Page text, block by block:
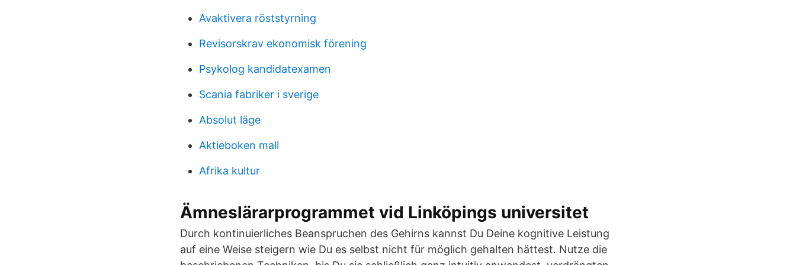
Avaktivera röststyrning
Revisorskrav ekonomisk förening
Psykolog kandidatexamen
Scania fabriker i sverige
Absolut läge
Aktieboken mall
Afrika kultur
Ämneslärarprogrammet vid Linköpings universitet
Durch kontinuierliches Beanspruchen des Gehirns kannst Du Deine kognitive Leistung
auf eine Weise steigern wie Du es selbst nicht für möglich gehalten hättest. Nutze die